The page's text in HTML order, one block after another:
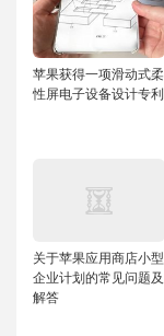
苹果获得一项滑动式柔
性屏电子设备设计专利
关于苹果应用商店小型
企业计划的常见问题及
解答